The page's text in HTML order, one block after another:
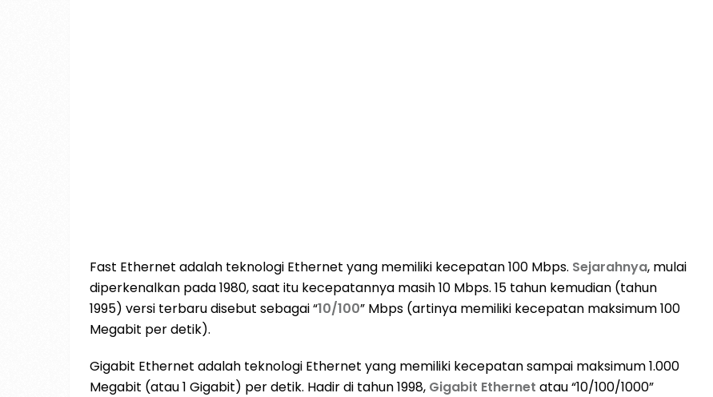
Fast Ethernet adalah teknologi Ethernet yang memiliki kecepatan 100 Mbps. Sejarahnya, mulai
diperkenalkan pada 1980, saat itu kecepatannya masih 10 Mbps. 15 tahun kemudian (tahun
1995) versi terbaru disebut sebagai “10/100” Mbps (artinya memiliki kecepatan maksimum 100
Megabit per detik).
Gigabit Ethernet adalah teknologi Ethernet yang memiliki kecepatan sampai maksimum 1.000
Megabit (atau 1 Gigabit) per detik. Hadir di tahun 1998, Gigabit Ethernet atau “10/100/1000”